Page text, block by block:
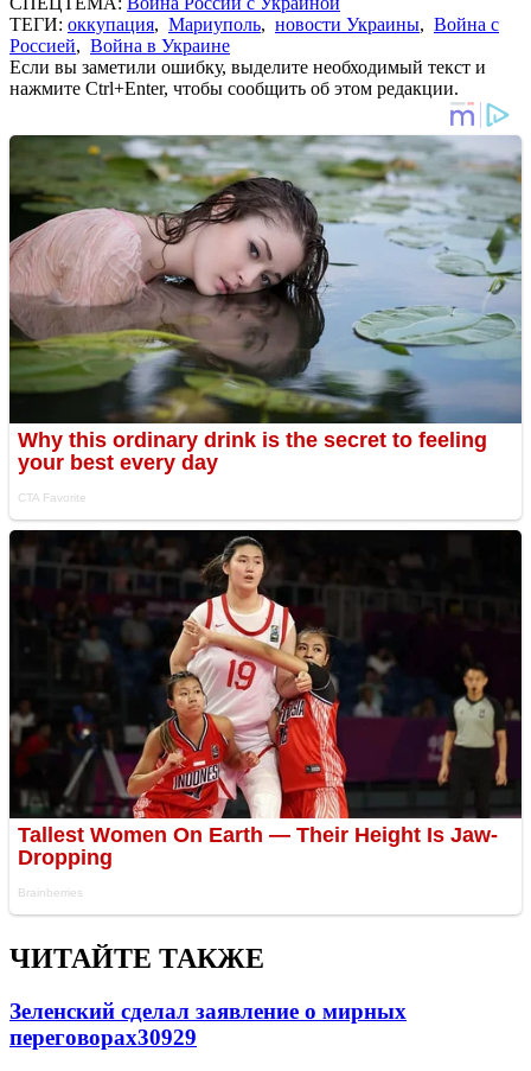
ТЕГИ: оккупация, Мариуполь, новости Украины, Война с
Россией, Война в Украине
Если вы заметили ошибку, выделите необходимый текст и
нажмите Ctrl+Enter, чтобы сообщить об этом редакции.
ЧИТАЙТЕ ТАКЖЕ
Зеленский сделал заявление о мирных
переговорах30929